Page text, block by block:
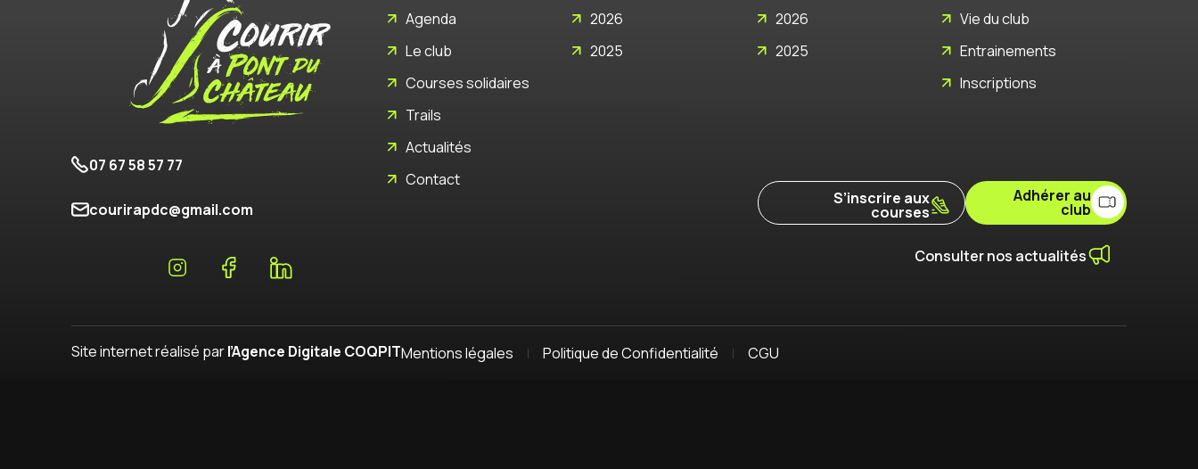
07 67 58 57 77
courirapdc@gmail.com
Agenda
Le club
Courses solidaires
Trails
Actualités
Contact
2026
2025
2026
2025
Vie du club
Entrainements
Inscriptions
S’inscrire aux
courses
Adhérer au
club
Consulter nos actualités
Site internet réalisé parl’Agence Digitale COQPITMentions légales Politique de Confidentialité CGU